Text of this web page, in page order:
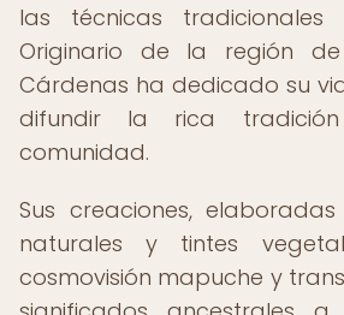
las técnicas
Originario de la región
Cárdenas ha dedicado su
difundir la rica
comunidad.
Sus creaciones,
naturales y tintes
cosmovisión mapuche y